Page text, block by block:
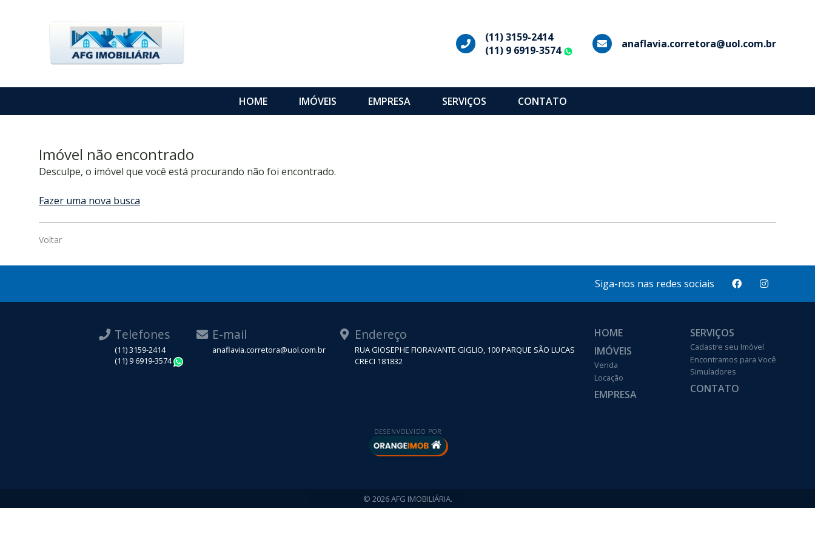
(11) 3159-2414
(11) 9 6919-3574
WhatsApp
anaflavia.corretora@uol.com.br
HOME IMÓVEIS EMPRESA SERVIÇOS CONTATO
Imóvel não encontrado
Desculpe, o imóvel que você está procurando não foi encontrado.
Fazer uma nova busca
Voltar
Siga-nos nas redes sociais
Telefones
(11) 3159-2414
(11) 9 6919-3574
E-mail
anaflavia.corretora@uol.com.br
Endereço
RUA GIOSEPHE FIORAVANTE GIGLIO, 100 PARQUE SÃO LUCAS
CRECI 181832
HOME
IMÓVEIS
Venda
Locação
EMPRESA
SERVIÇOS
Cadastre seu Imóvel
Encontramos para Você
Simuladores
CONTATO
DESENVOLVIDO POR
© 2026 AFG IMOBILIÁRIA.